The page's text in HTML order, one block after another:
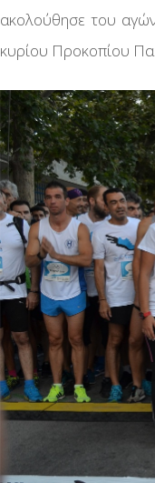
ακολούθησε του
κυρίου Προκοπίου